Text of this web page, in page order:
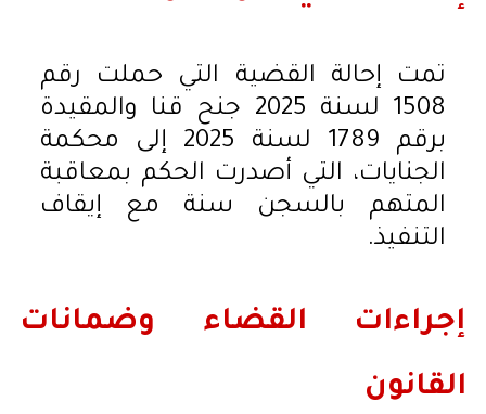
تمت إحالة القضية التي حملت رقم
1508 لسنة 2025 جنح قنا والمقيدة
برقم 1789 لسنة 2025 إلى محكمة
الجنايات، التي أصدرت الحكم بمعاقبة
المتهم بالسجن سنة مع إيقاف
التنفيذ.
إجراءات القضاء وضمانات
القانون